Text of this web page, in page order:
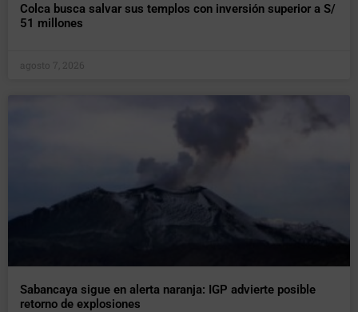
Colca busca salvar sus templos con inversión superior a S/
51 millones
agosto 7, 2026
Sabancaya sigue en alerta naranja: IGP advierte posible
retorno de explosiones